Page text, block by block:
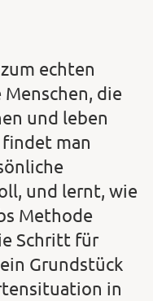
echten
Menschen, die
und leben
man
und lernt, wie
Methode
Schritt für
Grundstück
in